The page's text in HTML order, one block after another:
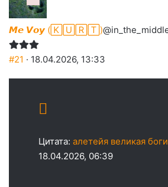
𝙈𝙚 𝙑𝙤𝙮 (🄺🅄🅁🅃)
#21 · 18.04.2026, 13:33
Цитата: алетейя великая
18.04.2026, 06:39
Failed to initialize plugin: wplink